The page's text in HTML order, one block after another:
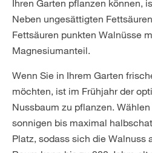
Ihren Garten pflanzen können,
Neben ungesättigten
Fettsäuren punkten Walnüsse
Magnesiumanteil.
Wenn Sie in Ihrem Garten
möchten, ist im Frühjahr der
Nussbaum zu pflanzen.
sonnigen bis maximal
Platz, sodass sich die Walnuss